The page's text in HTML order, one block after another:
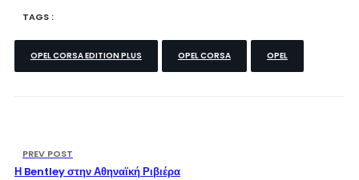
TAGS :
OPEL CORSA EDITION PLUS OPEL CORSA OPEL
PREV POST
Η Bentley στην Αθηναϊκή Ριβιέρα